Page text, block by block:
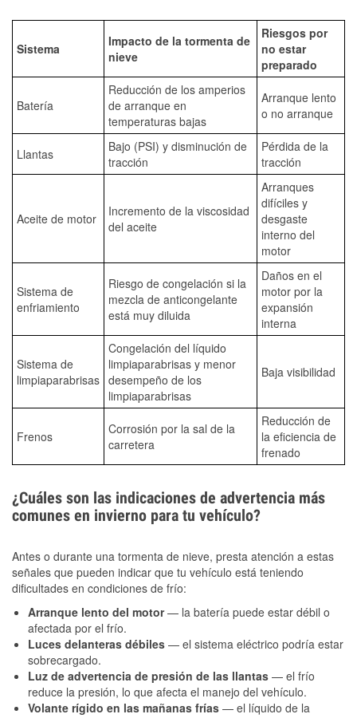
Sistema
Impacto de la tormenta de
nieve
Riesgos por
no estar
preparado
Batería
Reducción de los amperios
de arranque en
temperaturas bajas
Arranque lento
o no arranque
Llantas
Bajo (PSI) y disminución de
tracción
Pérdida de la
tracción
Aceite de motor
Incremento de la viscosidad
del aceite
Arranques
difíciles y
desgaste
interno del
motor
Sistema de
enfriamiento
Riesgo de congelación si la
mezcla de anticongelante
está muy diluida
Daños en el
motor por la
expansión
interna
Sistema de
limpiaparabrisas
Congelación del líquido
limpiaparabrisas y menor
desempeño de los
limpiaparabrisas
Baja visibilidad
Frenos
Corrosión por la sal de la
carretera
Reducción de
la eficiencia de
frenado
¿Cuáles son las indicaciones de advertencia más
comunes en invierno para tu vehículo?
Antes o durante una tormenta de nieve, presta atención a estas
señales que pueden indicar que tu vehículo está teniendo
dificultades en condiciones de frío:
Arranque lento del motor— la batería puede estar débil o
afectada por el frío.
Luces delanteras débiles — el sistema eléctrico podría estar
sobrecargado.
Luz de advertencia de presión de las llantas — el frío
reduce la presión, lo que afecta el manejo del vehículo.
Volante rígido en las mañanas frías — el líquido de la